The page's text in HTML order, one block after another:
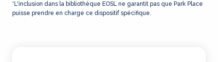
*L'inclusion dans la bibliothèque EOSL ne garantit pas que Park Place
puisse prendre en charge ce dispositif spécifique.